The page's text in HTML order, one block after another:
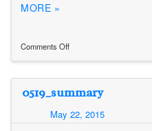
MORE »
Comments Off
Studio
0519_summary
May 22, 2015